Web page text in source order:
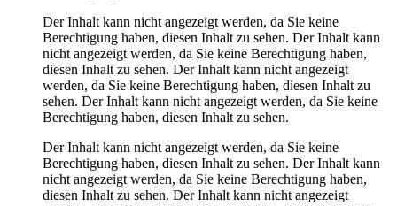
Der Inhalt kann nicht angezeigt werden, da Sie keine
Berechtigung haben, diesen Inhalt zu sehen. Der Inhalt kann
nicht angezeigt werden, da Sie keine Berechtigung haben,
diesen Inhalt zu sehen. Der Inhalt kann nicht angezeigt
werden, da Sie keine Berechtigung haben, diesen Inhalt zu
sehen. Der Inhalt kann nicht angezeigt werden, da Sie keine
Berechtigung haben, diesen Inhalt zu sehen.
Der Inhalt kann nicht angezeigt werden, da Sie keine
Berechtigung haben, diesen Inhalt zu sehen. Der Inhalt kann
nicht angezeigt werden, da Sie keine Berechtigung haben,
diesen Inhalt zu sehen. Der Inhalt kann nicht angezeigt